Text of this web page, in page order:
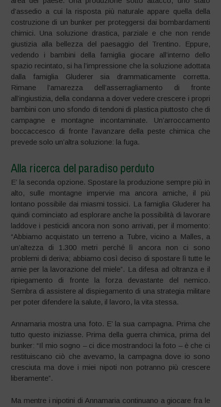
d’assedio a cui la risposta più naturale appare quella della
costruzione di un bunker per proteggersi dai bombardamenti
chimici. Una soluzione drastica, parziale e che non rende
giustizia alla bellezza del paesaggio del Trentino. Eppure,
vedendo i bambini della famiglia giocare all’interno dello
spazio recintato, si ha l’impressione che la soluzione adottata
dalla famiglia Gluderer sia drammaticamente corretta.
Rimane l’amarezza dell’asserragliamento di fronte
all’ingiustizia, della condanna a dover vedere crescere i propri
bambini con uno sfondo di tendoni di plastica piuttosto che di
campagne e montagne incontaminate. Un’arroccamento
boccaccesco di fronte l’avanzare della peste chimica che
prevede solo un’altra soluzione: la fuga.
Alla ricerca del paradiso perduto
E’ la seconda opzione. Spostare la produzione sempre più in
alto, sulle montagne impervie ma ancora amiche, il più
lontano possibile dai miasmi tossici. La famiglia Gluderer ha
quindi cominciato ad esplorare anche la possibilità di lavorare
laddove i pesticidi ancora non sono arrivati, per il momento:
“Abbiamo acquistato un terreno a Tubre, vicino a Malles, a
un’altezza di 1.300 metri perché lì ancora non ci sono
problemi di deriva; abbiamo così deciso di spostare lì tutte le
arnie per la lavorazione del miele”. La difesa ad oltranza e il
ripiegamento di fronte la forza devastante del nemico.
Sembra di assistere al dispiegamento di una strategia militare
per poter difendere la salute, il lavoro, la vita stessa.
Annamaria mostra una foto. E’ la sua campagna. Prima che
tutto questo iniziasse. Prima della guerra chimica, prima del
bunker: “Il mio sogno – ci dice mostrandoci la foto – è che ci
restituiscano ciò che avevamo, la campagna dove io sono
cresciuta ma dove i miei nipoti non potranno più crescere
liberamente”.
Ma mentre i nipotini di Annamaria continuano a giocare fra le